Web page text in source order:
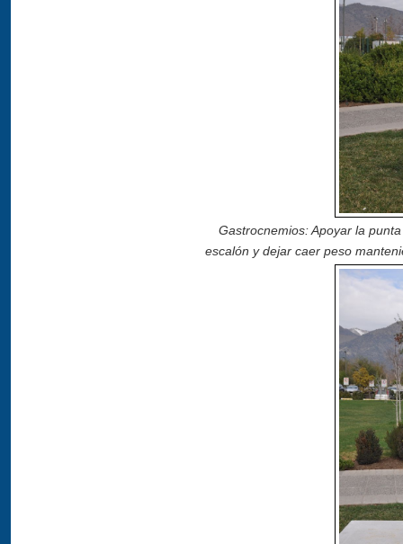
Gastrocnemios: Apoyar la
escalón y dejar caer peso